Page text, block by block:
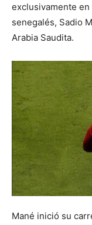
exclusivamente
senegalés, Sadio
Arabia Saudita.
Mané inició su